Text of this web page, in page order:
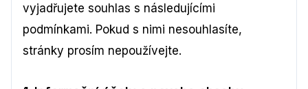
vyjadřujete souhlas s následujícími
podmínkami. Pokud s nimi nesouhlasíte,
stránky prosím nepoužívejte.